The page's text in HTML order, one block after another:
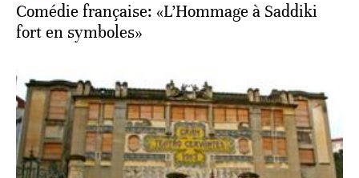
Comédie française: «L’Hommage à Saddiki
fort en symboles»